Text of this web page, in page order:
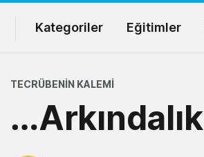
Kategoriler Eğitimler
TECRÜBENIN KALEMI
…Arkındalık